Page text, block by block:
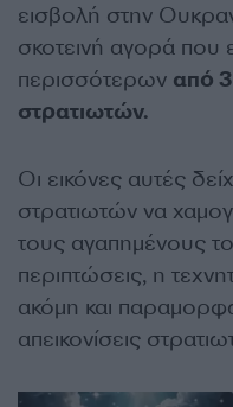
εισβολή στην
σκοτεινή αγορά που
περισσότερων από
στρατιωτών.
Οι εικόνες αυτές
στρατιωτών να
τους αγαπημένους
περιπτώσεις, η
ακόμη και
απεικονίσεις